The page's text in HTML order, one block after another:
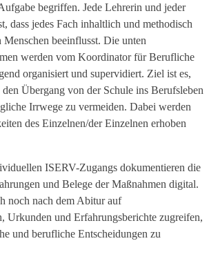
begriffen. Jede Lehrerin und jeder
dass jedes Fach inhaltlich und methodisch
Menschen beeinflusst. Die unten
werden vom Koordinator für Berufliche
organisiert und supervidiert. Ziel ist es,
Übergang von der Schule ins Berufsleben
Irrwege zu vermeiden. Dabei werden
des Einzelnen/der Einzelnen erhoben
ISERV-Zugangs dokumentieren die
und Belege der Maßnahmen digital.
noch nach dem Abitur auf
Urkunden und Erfahrungsberichte zugreifen,
und berufliche Entscheidungen zu